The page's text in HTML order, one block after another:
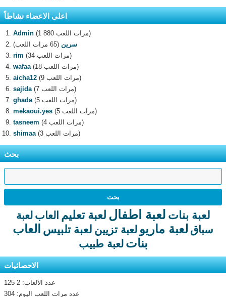
اعلى الاعضاء نشاطاً
Admin
(1 880 مرات اللعب)
سرين (65 مرات اللعب)
rim
(34 مرات اللعب)
wafaa
(18 مرات اللعب)
aicha12
(9 مرات اللعب)
sajida
(7 مرات اللعب)
ghada
(5 مرات اللعب)
mekaoui.yes
(5 مرات اللعب)
tasneem
(4 مرات اللعب)
shimaa
(3 مرات اللعب)
بحث
لعبة بنات لعبة اطفال لعبة تعليم العاب لعبة
سباق لعبة ماريو لعبة تزيين لعبة تلبيس العاب
بنات لعبة طبيب
الاحصائيات
عدد الالعاب: 2 125
عدد مرات اللعب اليوم: 304